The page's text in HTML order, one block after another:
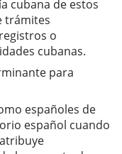
cubana de estos
trámites
o
cubanas.
para
españoles de
español cuando